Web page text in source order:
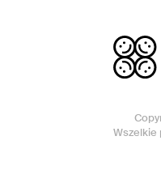
Wszelkie